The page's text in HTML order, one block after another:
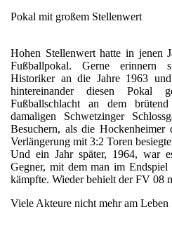
Pokal mit großem Stellenwert
Hohen Stellenwert hatte in jenen
Fußballpokal. Gerne erinnern
Historiker an die Jahre 1963
hintereinander diesen Pokal
Fußballschlacht an dem
damaligen Schwetzinger
Besuchern, als die
Verlängerung mit 3:2 Toren
Und ein Jahr später, 1964, war
Gegner, mit dem man im Endspiel
kämpfte. Wieder behielt der FV 08
Viele Akteure nicht mehr am Leben